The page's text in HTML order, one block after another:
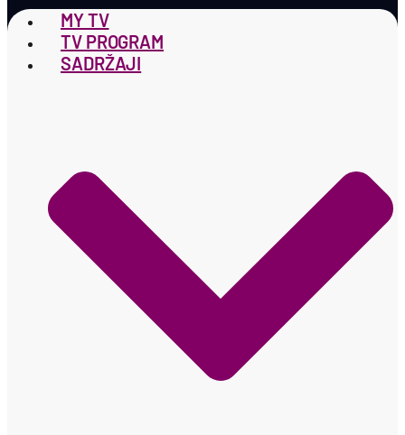
MY TV
TV PROGRAM
SADRŽAJI